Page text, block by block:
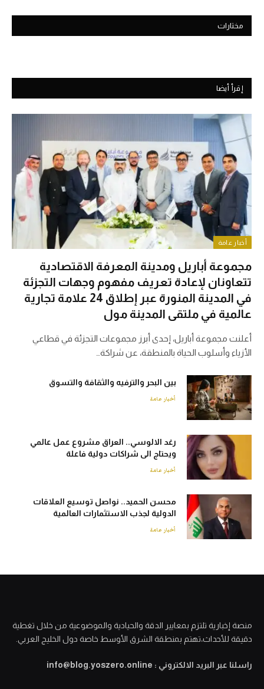
مختارات
إقرأ أيضا
أخبار عامة
مجموعة أباريل ومدينة المعرفة الاقتصادية
تتعاونان لإعادة تعريف مفهوم وجهات التجزئة
في المدينة المنورة عبر إطلاق 24 علامة تجارية
عالمية في ملتقى المدينة مول
أعلنت مجموعة أباريل، إحدى أبرز مجموعات التجزئة في قطاعي
الأزياء وأسلوب الحياة بالمنطقة، عن شراكة…
بين البحر والترفيه والثقافة والتسوق
أخبار عامة
رغد الالوسي.. العراق مشروع عمل عالمي
ويحتاج الى شراكات دولية فاعلة
أخبار عامة
محسن الحميد.. نواصل توسيع العلاقات
الدولية لجذب الاستثمارات العالمية
أخبار عامة
منصة إخبارية تلتزم بمعايير الدقة والحيادية والموضوعية من خلال تغطية
دقيقة للأحداث،تهتم بمنطقة الشرق الأوسط خاصة دول الخليج العربي.
راسلنا عبر البريد الالكتروني : info@blog.yoszero.online